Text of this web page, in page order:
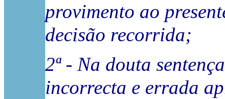
provimento ao
decisão recorrida;
2ª - Na douta
incorrecta e errada